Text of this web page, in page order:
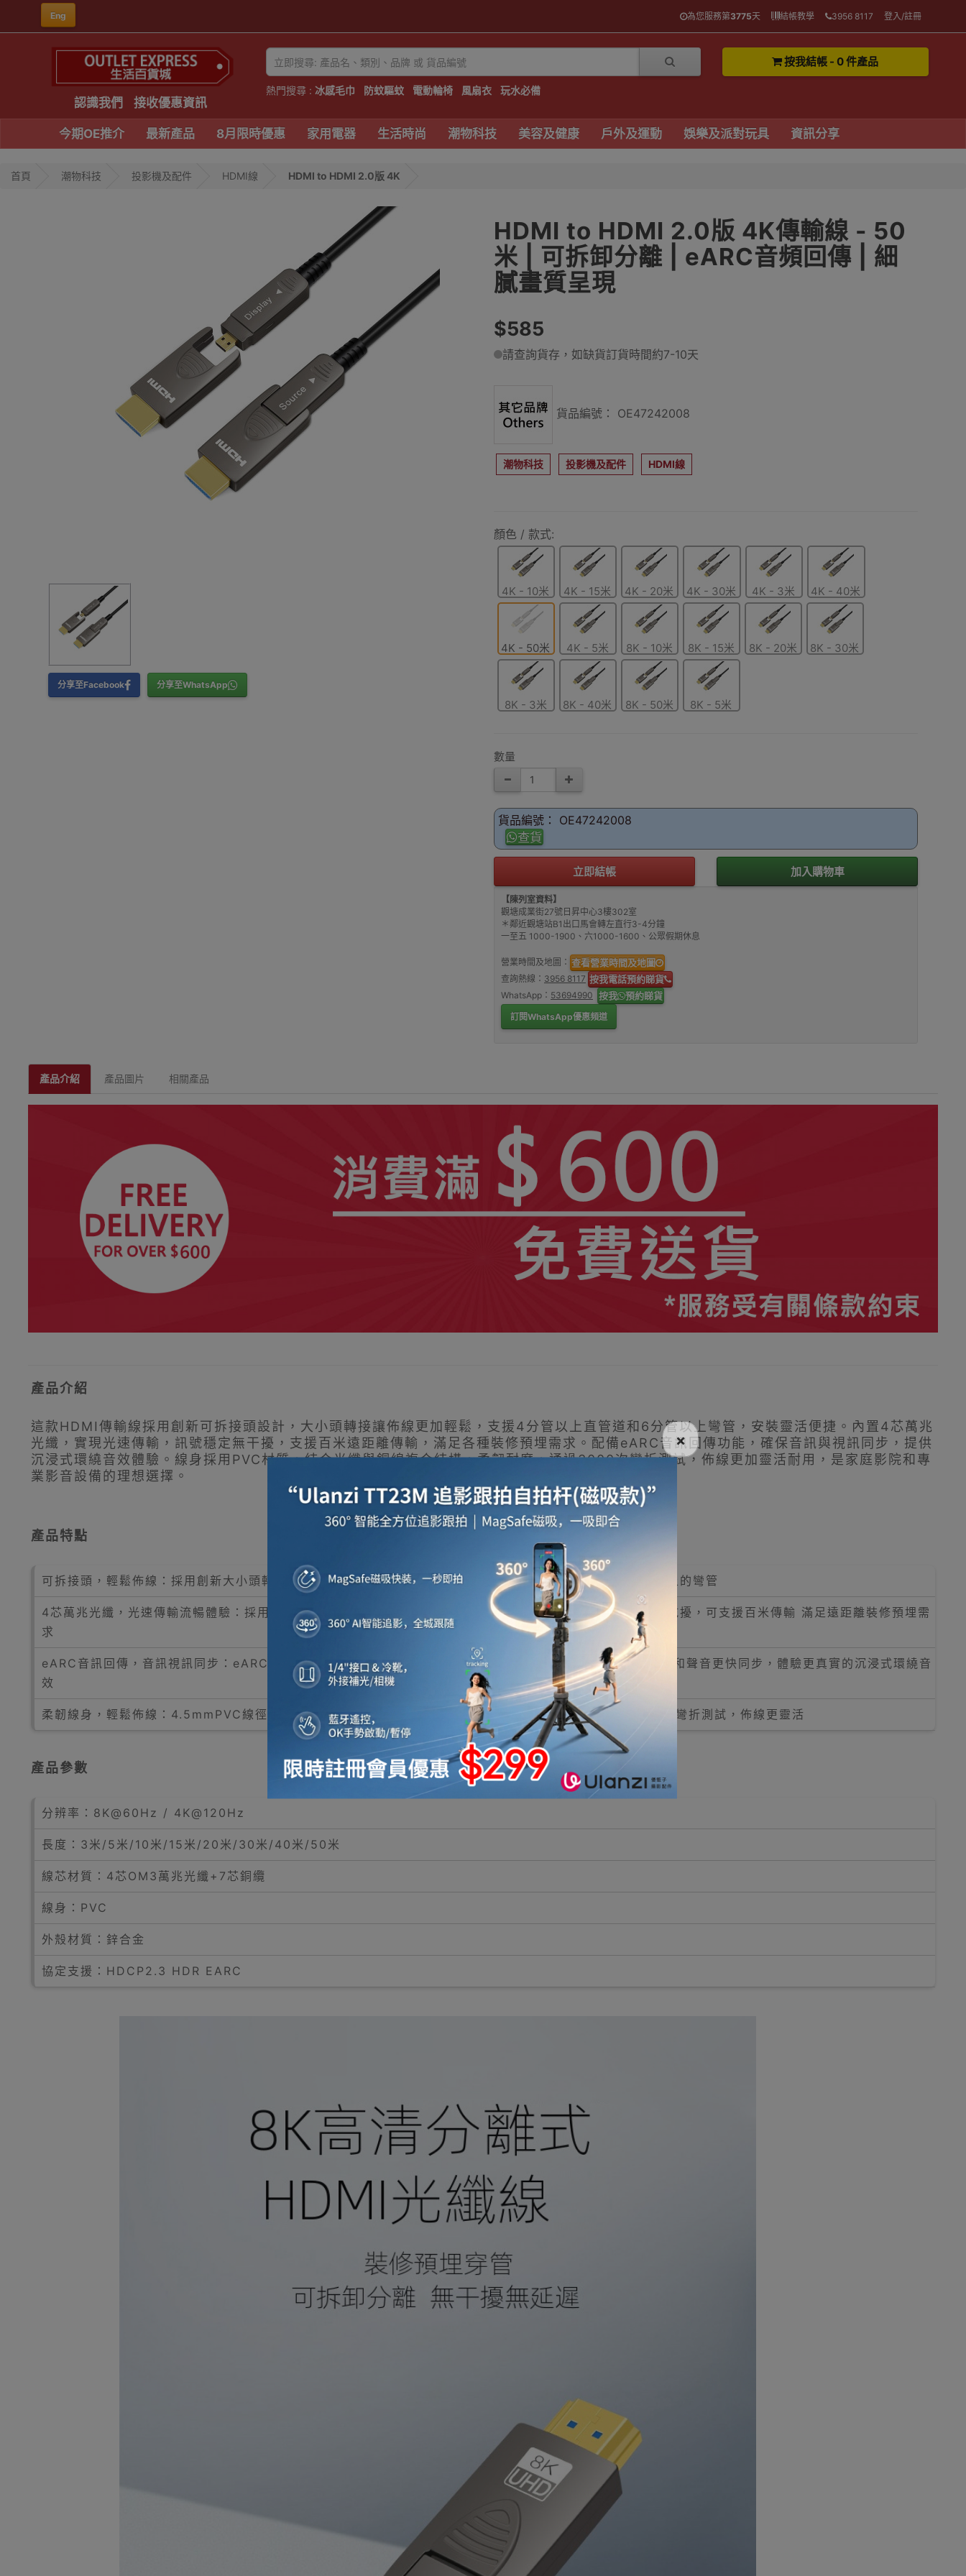
Eng 為您服務第3775天 結帳教學 3956 8117 登入/註冊
認識我們 接收優惠資訊
熱門搜尋 : 冰感毛巾 防蚊驅蚊 電動輪椅 風扇衣 玩水必備
按我結帳 - 0 件產品
今期OE推介 最新產品 8月限時優惠 家用電器 生活時尚 潮物科技 美容及健康 戶外及運動 娛樂及派對玩具 資訊分享
首頁 潮物科技 投影機及配件 HDMI線 HDMI to HDMI 2.0版 4K
分享至Facebook 分享至WhatsApp
HDMI to HDMI 2.0版 4K傳輸線 - 50
米 | 可拆卸分離 | eARC音頻回傳 | 細
膩畫質呈現
$585
請查詢貨存，如缺貨訂貨時間約7-10天
貨品編號： OE47242008
潮物科技 投影機及配件 HDMI線
顏色 / 款式:
4K - 10米 4K - 15米 4K - 20米 4K - 30米 4K - 3米 4K - 40米
4K - 50米 4K - 5米 8K - 10米 8K - 15米 8K - 20米 8K - 30米
8K - 3米 8K - 40米 8K - 50米 8K - 5米
數量
貨品編號： OE47242008
查貨
立即結帳 加入購物車
【陳列室資料】
觀塘成業街27號日昇中心3樓302室
＊鄰近觀塘站B1出口馬會轉左直行3-4分鐘
一至五 1000-1900、六1000-1600、公眾假期休息
營業時間及地圖： 查看營業時間及地圖
查詢熱線： 3956 8117 按我電話預約睇貨
WhatsApp： 53694990 按我 預約睇貨
訂閱WhatsApp優惠頻道
產品介紹 產品圖片 相關產品
產品介紹
這款HDMI傳輸線採用創新可拆接頭設計，大小頭轉接讓佈線更加輕鬆，支援4分管以上直管道和6分管以上彎管，安裝靈活便捷。內置4芯萬兆
光纖，實現光速傳輸，訊號穩定無干擾，支援百米遠距離傳輸，滿足各種裝修預埋需求。配備eARC音訊回傳功能，確保音訊與視訊同步，提供
沉浸式環繞音效體驗。線身採用PVC材質，結合光纖與銅線複合結構，柔韌耐磨，通過3000次彎折測試，佈線更加靈活耐用，是家庭影院和專
業影音設備的理想選擇。
產品特點
可拆接頭，輕鬆佈線：採用創新大小頭轉接設計，接頭可拆卸，輕鬆穿管；支援4分管以上的直管道，6分管以上的彎管
4芯萬兆光纖，光速傳輸流暢體驗：採用4芯光纖傳輸光訊號，高速穩定，避免高頻訊號間；相互幹擾與電磁等乾擾，可支援百米傳輸 滿足遠距離裝修預埋需
求
eARC音訊回傳，音訊視訊同步：eARC音訊回傳功能，加強音訊回傳通道(eARC) 和快速媒體切換(QMS)影像和聲音更快同步，體驗更真實的沉浸式環繞音
效
柔韌線身，輕鬆佈線：4.5mmPVC線徑，線身選用PVC材質，光纖+銅線的複合結構柔韌更耐磨，經過3000次彎折測試，佈線更靈活
產品參數
分辨率：8K@60Hz / 4K@120Hz
長度：3米/5米/10米/15米/20米/30米/40米/50米
線芯材質：4芯OM3萬兆光纖+7芯銅纜
線身：PVC
外殼材質：鋅合金
協定支援：HDCP2.3 HDR EARC
×